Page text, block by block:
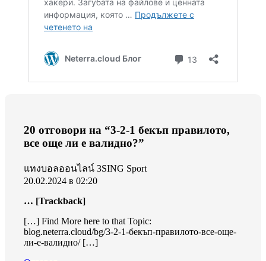
20 отговори на “3-2-1 бекъп правилото,
все още ли е валидно?”
แทงบอลออนไลน์ 3SING Sport
20.02.2024 в 02:20
… [Trackback]
[…] Find More here to that Topic:
blog.neterra.cloud/bg/3-2-1-бекъп-правилото-все-още-
ли-е-валидно/ […]